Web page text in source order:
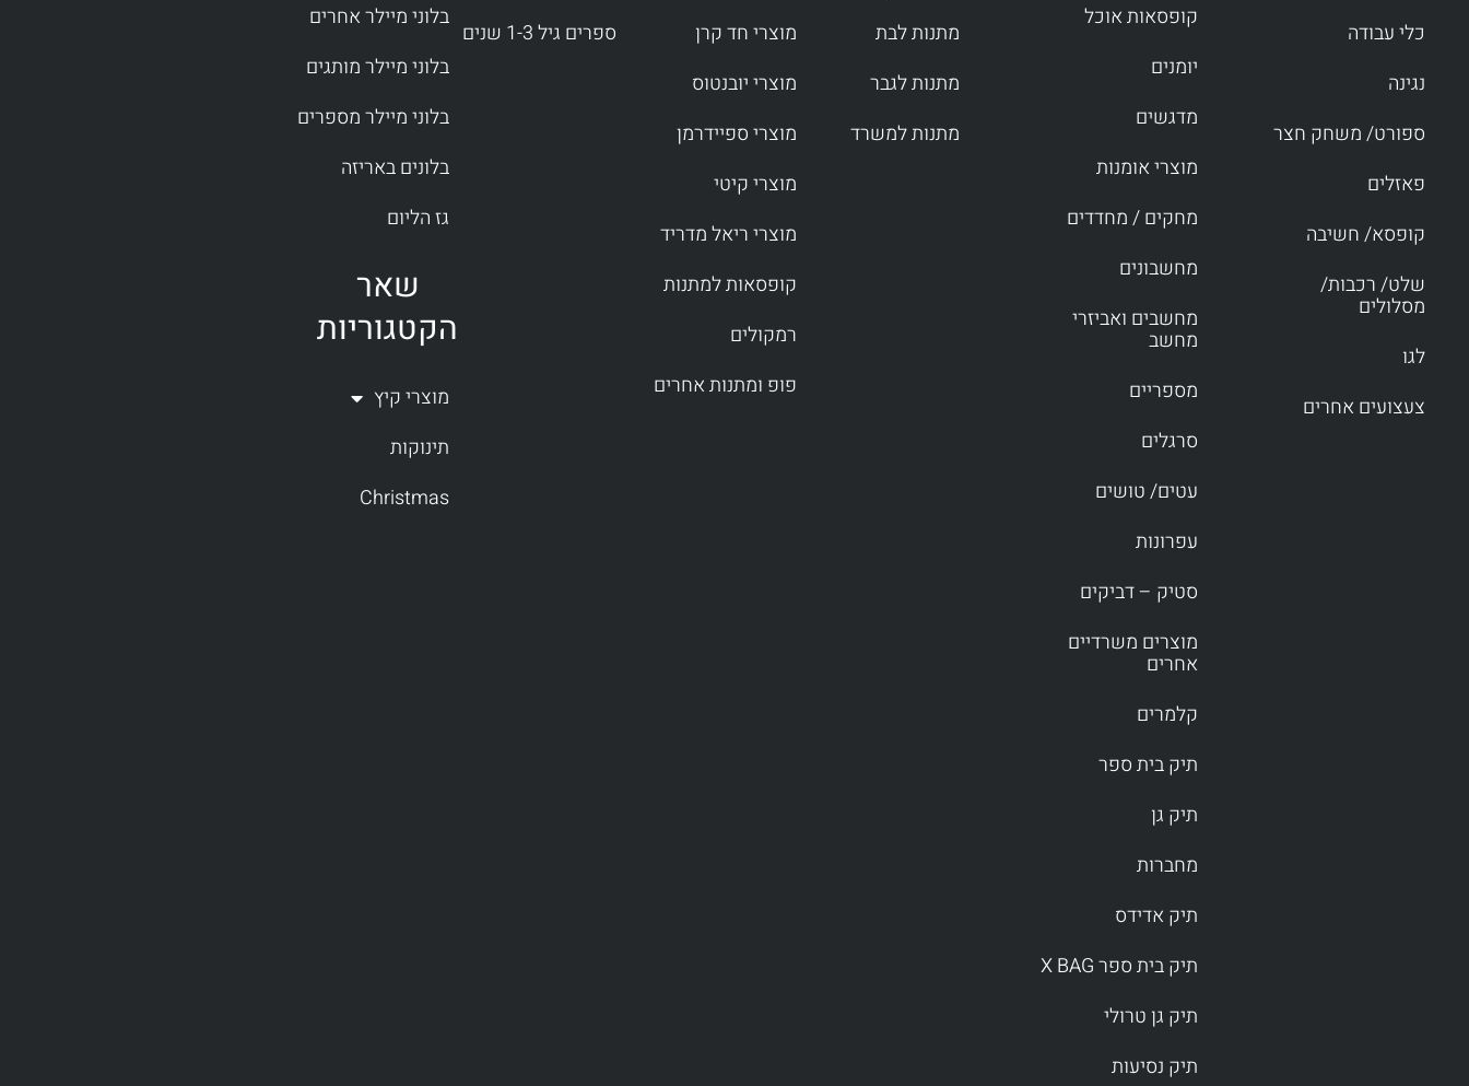
כלי עבודה
נגינה
ספורט/ משחק חצר
פאזלים
קופסא/ חשיבה
שלט/ רכבות/
מסלולים
לגו
צעצועים אחרים
קופסאות אוכל
יומנים
מדגשים
מוצרי אומנות
מחקים / מחדדים
מחשבונים
מחשבים ואביזרי
מחשב
מספריים
סרגלים
עטים/ טושים
עפרונות
סטיק – דביקים
מוצרים משרדיים
אחרים
קלמרים
תיק בית ספר
תיק גן
מחברות
תיק אדידס
תיק בית ספר X BAG
תיק גן טרולי
תיק נסיעות
מתנות לבת
מתנות לגבר
מתנות למשרד
מוצרי חד קרן
מוצרי יובנטוס
מוצרי ספיידרמן
מוצרי קיטי
מוצרי ריאל מדריד
קופסאות למתנות
רמקולים
פופ ומתנות אחרים
ספרים גיל 1-3 שנים
בלוני מיילר אחרים
בלוני מיילר מותגים
בלוני מיילר מספרים
בלונים באריזה
גז הליום
שאר
הקטגוריות
מוצרי קיץ
תינוקות
Christmas